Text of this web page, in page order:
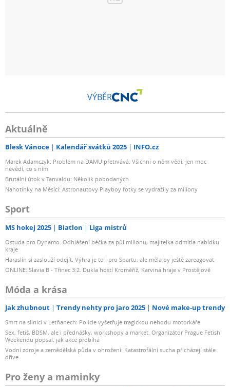
VÝBĚR
Aktuálně
Blesk Vánoce Kalendář svátků 2025 INFO.cz
Marek Adamczyk: Problém na DAMU přetrvává. Všichni o něm vědí, jen moc
nevědí, co s ním
Brutální útok v Tanvaldu: Několik pobodaných
Nahotinky na Měsíci: Astronautovy Playboy fotky se vydražily za miliony
Sport
MS hokej 2025 Biatlon Liga mistrů
Ostuda pro Dynamo. Odhlášení béčka za půl milionu, majitelka odmítla nabídku
kraje
Haraslín si zaslouží odejít. Výhra je to i pro Spartu, ale měla by ještě zareagovat
ONLINE: Slavia B - Třinec 3:2. Dukla hostí Kroměříž, Karviná hraje v Prostějově
Móda a krása
Jak zhubnout Trendy nehty pro jaro 2025 Nové make-up trendy
Smrt na silnici v Letňanech: Policie vyšetřuje tragickou nehodu motorkáře
Sex, fetiš, BDSM, ale i přednášky, workshopy a market. Organizátor Prague Fetish
Weekendu popsal, jak akce probíhá
Vodní zdroje a zemědělská půda v ohrožení: Katastrofální sucha přicházejí stále
dříve
Pro ženy a maminky